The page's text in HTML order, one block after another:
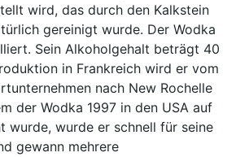
wird, das durch den Kalkstein
gereinigt wurde. Der Wodka
Sein Alkoholgehalt beträgt 40
in Frankreich wird er vom
nach New Rochelle
der Wodka 1997 in den USA auf
wurde, wurde er schnell für seine
gewann mehrere